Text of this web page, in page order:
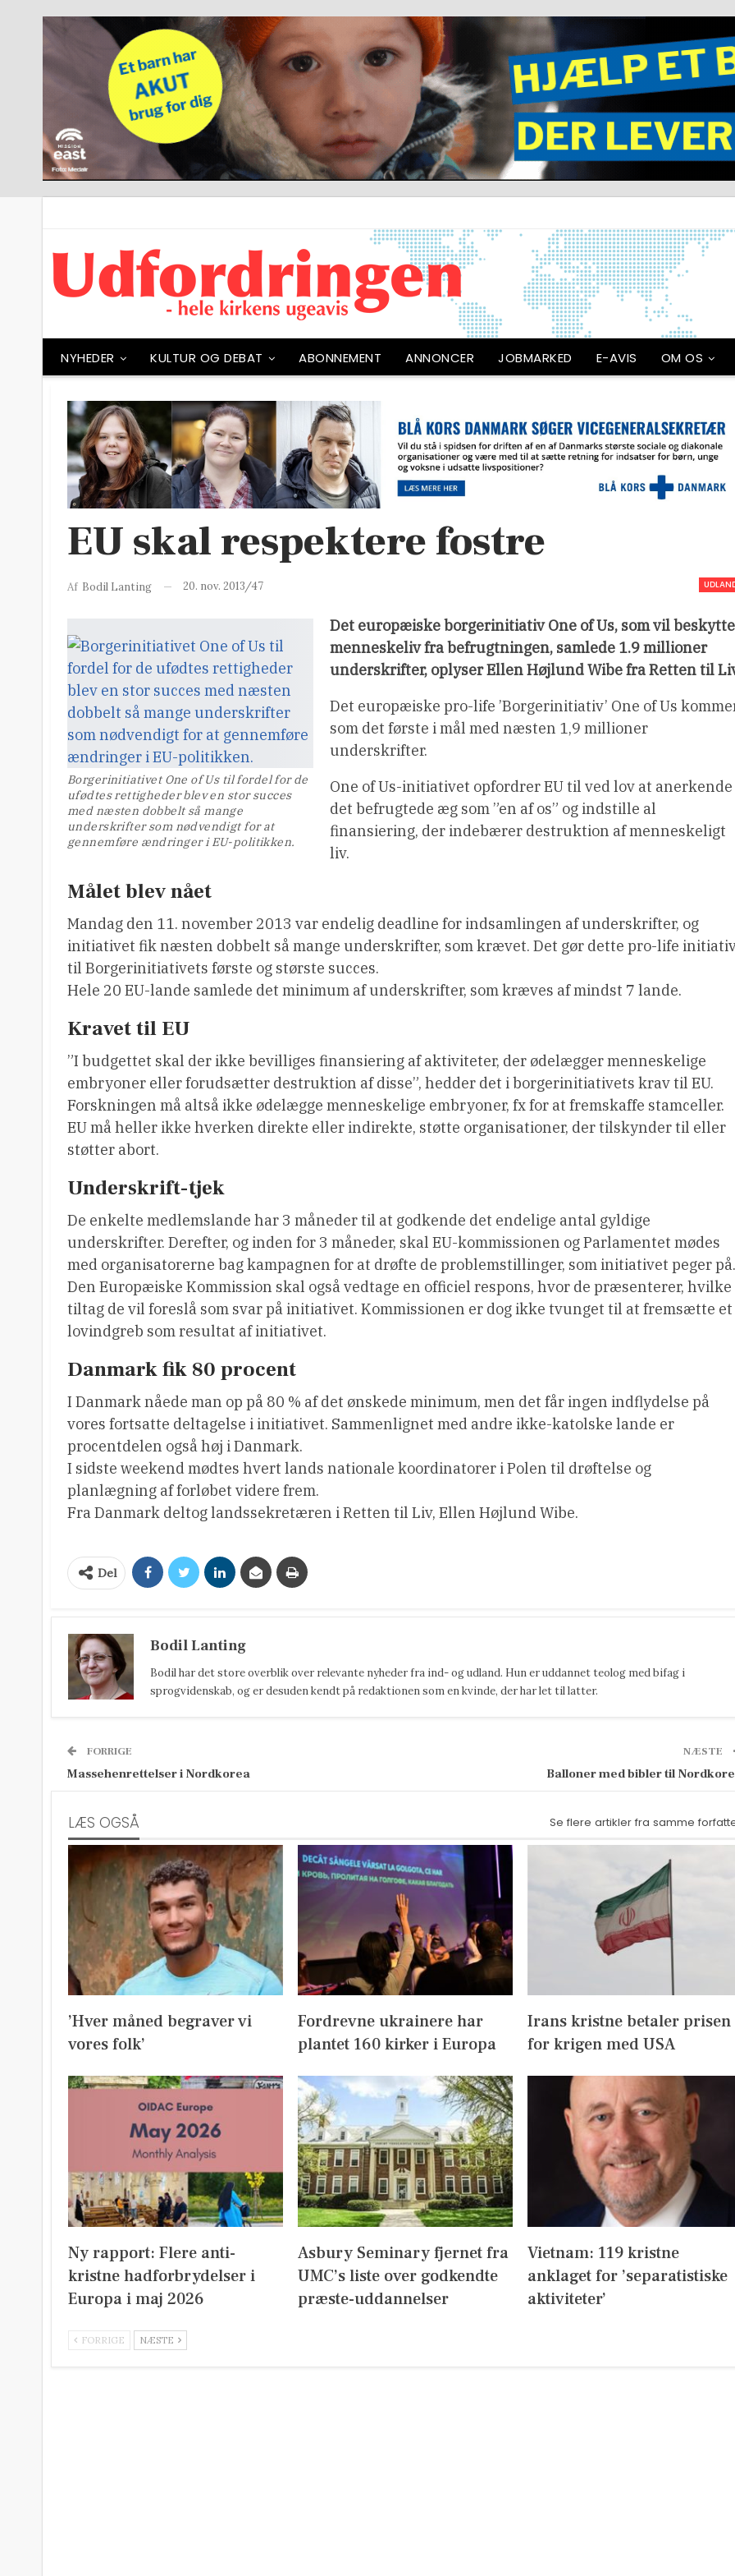
NYHEDER KULTUR OG DEBAT ABONNEMENT ANNONCER JOBMARKED E-AVIS OM OS
EU skal respektere fostre
Af Bodil Lanting 20. nov. 2013/47
Borgerinitiativet One of Us til fordel for de
ufødtes rettigheder blev en stor succes
med næsten dobbelt så mange
underskrifter som nødvendigt for at
gennemføre ændringer i EU-politikken.
Det europæiske borgerinitiativ One of Us, som vil beskytte
menneskeliv fra befrugtningen, samlede 1.9 millioner
underskrifter, oplyser Ellen Højlund Wibe fra Retten til
Det europæiske pro-life ’Borgerinitiativ’ One of Us
som det første i mål med næsten 1,9 millioner
underskrifter.
One of Us-initiativet opfordrer EU til ved lov at anerkende
det befrugtede æg som ”en af os” og indstille al
finansiering, der indebærer destruktion af menneskeligt
liv.
Målet blev nået
Mandag den 11. november 2013 var endelig deadline for indsamlingen af underskrifter, og
initiativet fik næsten dobbelt så mange underskrifter, som krævet. Det gør dette pro-life
til Borgerinitiativets første og største succes.
Hele 20 EU-lande samlede det minimum af underskrifter, som kræves af mindst 7 lande.
Kravet til EU
”I budgettet skal der ikke bevilliges finansiering af aktiviteter, der ødelægger menneskelige
embryoner eller forudsætter destruktion af disse”, hedder det i borgerinitiativets krav til EU.
Forskningen må altså ikke ødelægge menneskelige embryoner, fx for at fremskaffe stamceller.
EU må heller ikke hverken direkte eller indirekte, støtte organisationer, der tilskynder til eller
støtter abort.
Underskrift-tjek
De enkelte medlemslande har 3 måneder til at godkende det endelige antal gyldige
underskrifter. Derefter, og inden for 3 måneder, skal EU-kommissionen og Parlamentet mødes
med organisatorerne bag kampagnen for at drøfte de problemstillinger, som initiativet peger på.
Den Europæiske Kommission skal også vedtage en officiel respons, hvor de præsenterer, hvilke
tiltag de vil foreslå som svar på initiativet. Kommissionen er dog ikke tvunget til at fremsætte et
lovindgreb som resultat af initiativet.
Danmark fik 80 procent
I Danmark nåede man op på 80 % af det ønskede minimum, men det får ingen indflydelse på
vores fortsatte deltagelse i initiativet. Sammenlignet med andre ikke-katolske lande er
procentdelen også høj i Danmark.
I sidste weekend mødtes hvert lands nationale koordinatorer i Polen til drøftelse og
planlægning af forløbet videre frem.
Fra Danmark deltog landssekretæren i Retten til Liv, Ellen Højlund Wibe.
Del
Bodil Lanting
Bodil har det store overblik over relevante nyheder fra ind- og udland. Hun er uddannet teolog med bifag i
sprogvidenskab, og er desuden kendt på redaktionen som en kvinde, der har let til latter.
FORRIGE
Massehenrettelser i Nordkorea
NÆSTE
Balloner med bibler til
LÆS OGSÅ Se flere artikler fra samme
’Hver måned begraver vi
vores folk’
Fordrevne ukrainere har
plantet 160 kirker i Europa
Irans kristne betaler prisen
for krigen med USA
Ny rapport: Flere anti-
kristne hadforbrydelser i
Europa i maj 2026
Asbury Seminary fjernet fra
UMC’s liste over godkendte
præste-uddannelser
Vietnam: 119 kristne
anklaget for ’separatistiske
aktiviteter’
FORRIGE NÆSTE